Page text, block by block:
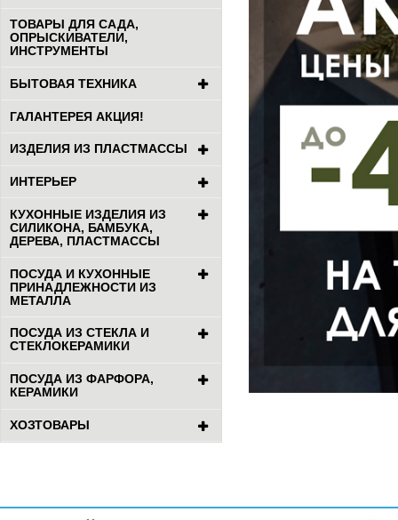
ТОВАРЫ ДЛЯ САДА,
ОПРЫСКИВАТЕЛИ,
ИНСТРУМЕНТЫ
БЫТОВАЯ ТЕХНИКА
ГАЛАНТЕРЕЯ АКЦИЯ!
ИЗДЕЛИЯ ИЗ ПЛАСТМАССЫ
ИНТЕРЬЕР
КУХОННЫЕ ИЗДЕЛИЯ ИЗ
СИЛИКОНА, БАМБУКА,
ДЕРЕВА, ПЛАСТМАССЫ
ПОСУДА И КУХОННЫЕ
ПРИНАДЛЕЖНОСТИ ИЗ
МЕТАЛЛА
ПОСУДА ИЗ СТЕКЛА И
СТЕКЛОКЕРАМИКИ
ПОСУДА ИЗ ФАРФОРА,
КЕРАМИКИ
ХОЗТОВАРЫ